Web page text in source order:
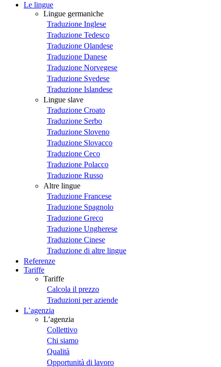
Le lingue
Lingue germaniche
Traduzione Inglese
Traduzione Tedesco
Traduzione Olandese
Traduzione Danese
Traduzione Norvegese
Traduzione Svedese
Traduzione Islandese
Lingue slave
Traduzione Croato
Traduzione Serbo
Traduzione Sloveno
Traduzione Slovacco
Traduzione Ceco
Traduzione Polacco
Traduzione Russo
Altre lingue
Traduzione Francese
Traduzione Spagnolo
Traduzione Greco
Traduzione Ungherese
Traduzione Cinese
Traduzione di altre lingue
Referenze
Tariffe
Tariffe
Calcola il prezzo
Traduzioni per aziende
L’agenzia
L’agenzia
Collettivo
Chi siamo
Qualità
Opportunità di lavoro